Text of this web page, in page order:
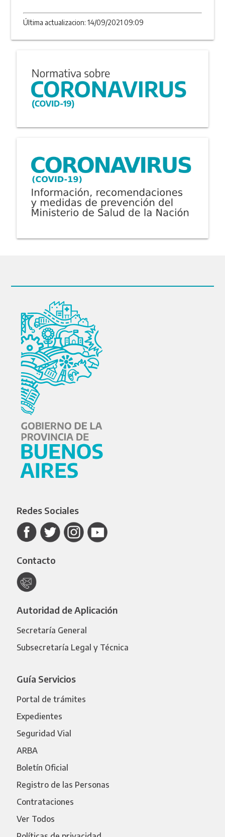
Última actualizacion: 14/09/2021 09:09
Redes Sociales
Contacto
Autoridad de Aplicación
Secretaría General
Subsecretaría Legal y Técnica
Guía Servicios
Portal de trámites
Expedientes
Seguridad Vial
ARBA
Boletín Oficial
Registro de las Personas
Contrataciones
Ver Todos